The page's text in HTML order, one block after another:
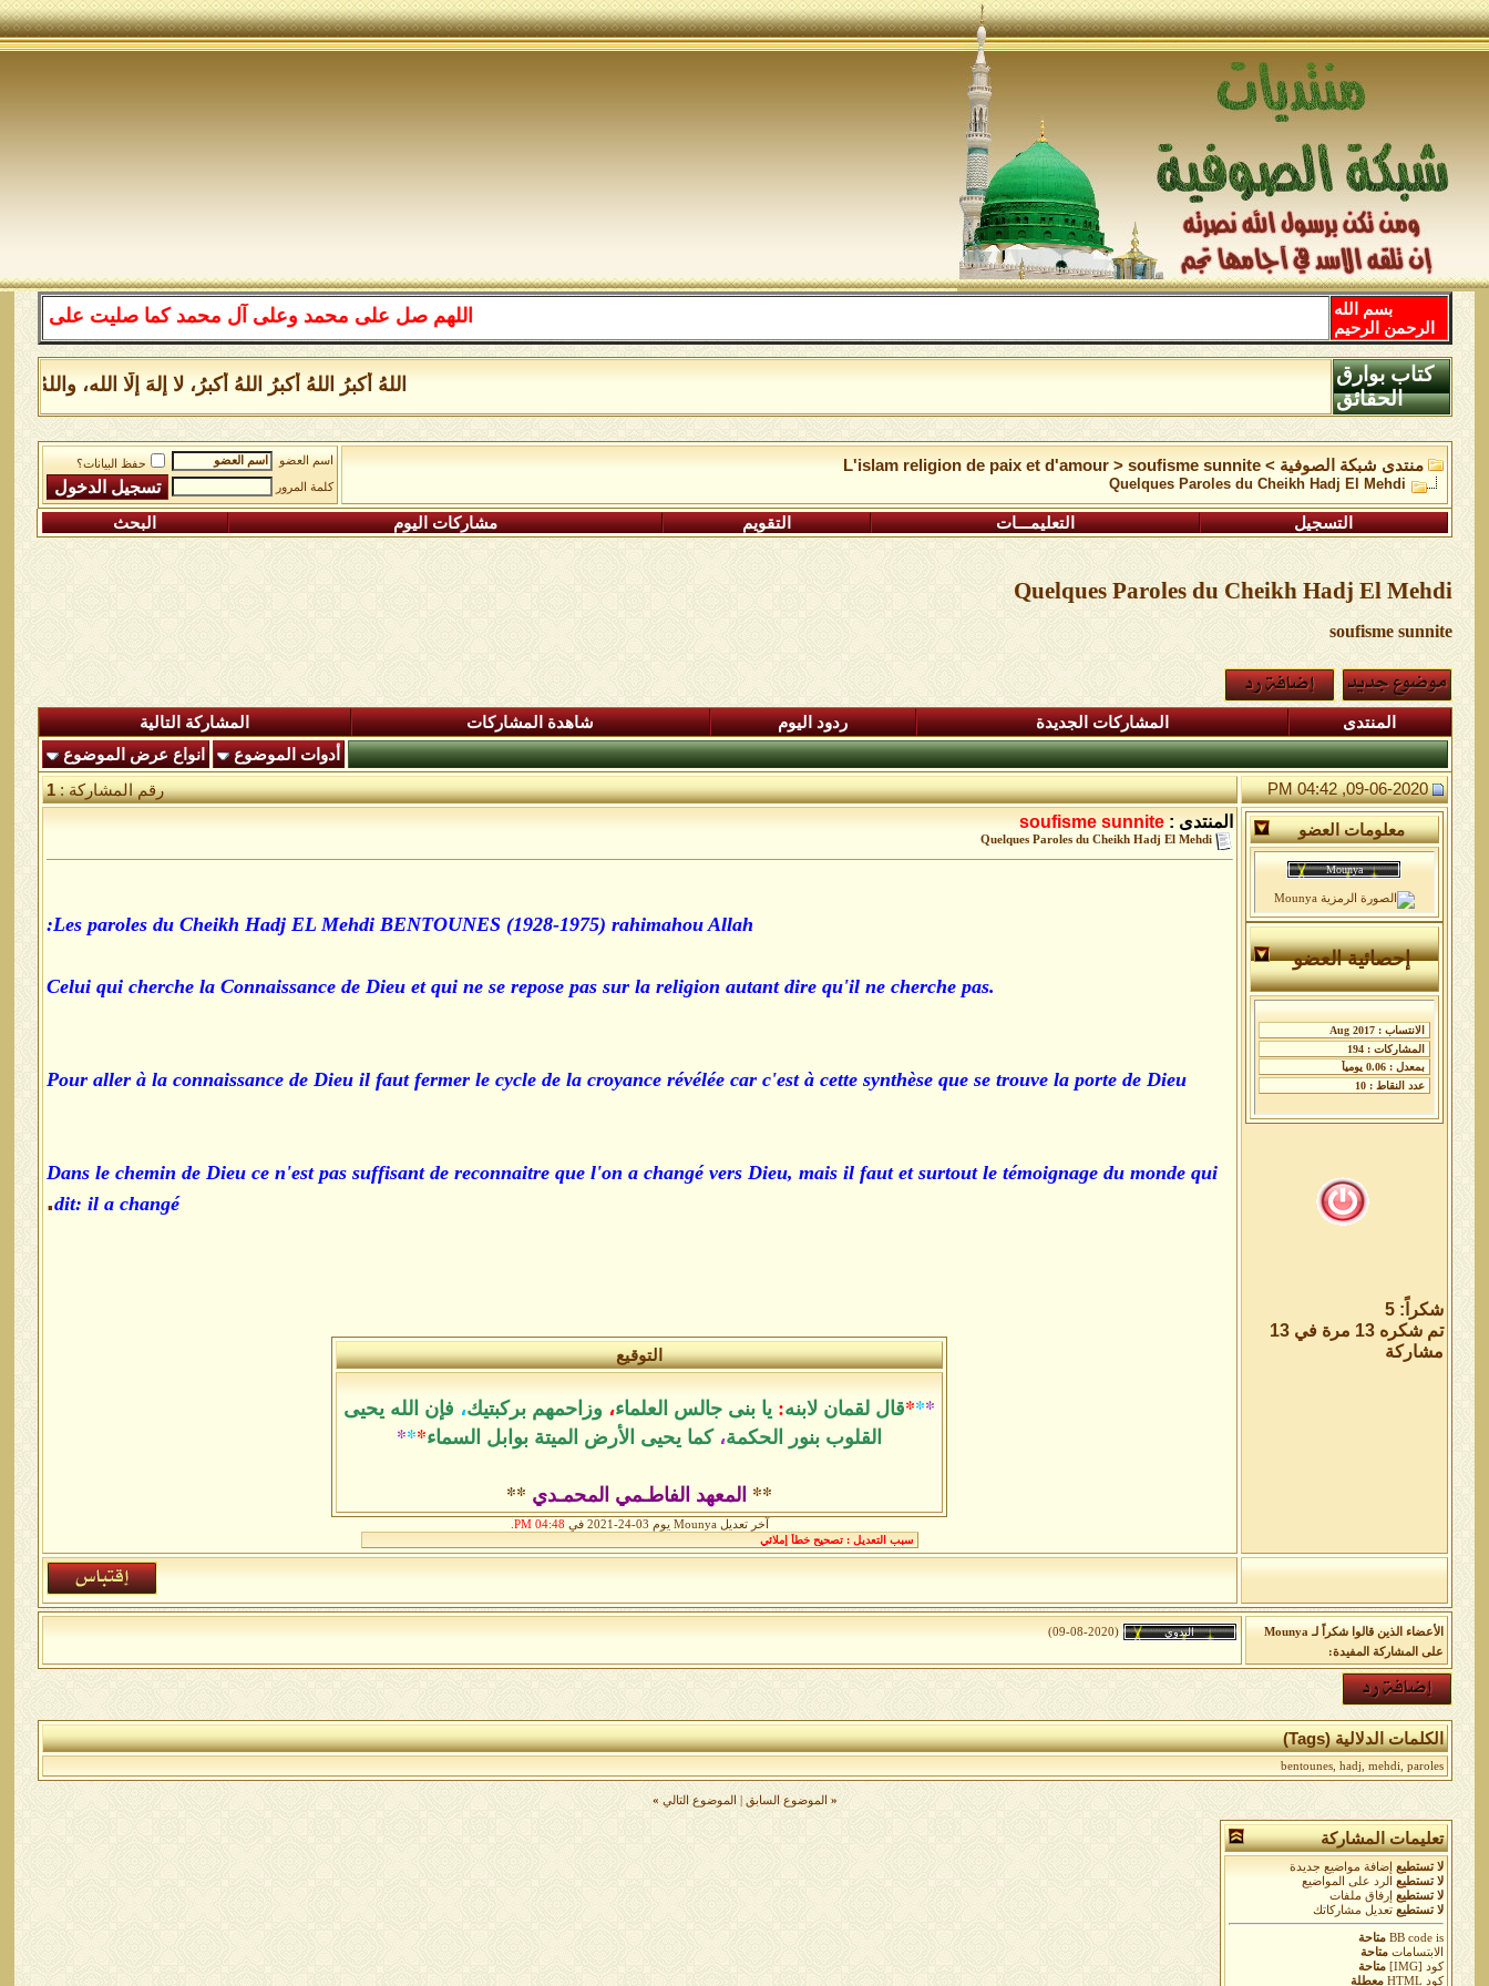
اللهم صل على محمد وعلى آل محمد كما صليت على إبراهيم
بسم الله
الرحمن الرحيم
اللهُ أكبرُ اللهُ أكبرُ اللهُ أكبرُ، لا إلهَ إلَّا الله،
كتاب بوارق
الحقائق
منتدى شبكة الصوفية >
L'islam religion de paix et d'amour > soufisme sunnite
Quelques Paroles du Cheikh Hadj El Mehdi
اسم العضو
حفظ البيانات؟
كلمة المرور
التسجيل التعليمـــات التقويم مشاركات اليوم البحث
Quelques Paroles du Cheikh Hadj El Mehdi
soufisme sunnite
المنتدى المشاركات الجديدة ردود اليوم شاهدة المشاركات
المشاركة التالية
أدوات الموضوع
انواع عرض الموضوع
09-06-2020, 04:42 PM
رقم المشاركة :1
معلومات العضو
إحصائية العضو
شكراً: 5
تم شكره 13 مرة في 13
مشاركة
المنتدى : soufisme sunnite
Quelques Paroles du Cheikh Hadj El Mehdi
Les paroles du Cheikh Hadj EL Mehdi BENTOUNES (1928-1975) rahimahou Allah:
.Celui qui cherche la Connaissance de Dieu et qui ne se repose pas sur la religion autant dire qu'il ne cherche pas
Pour aller à la connaissance de Dieu il faut fermer le cycle de la croyance révélée car c'est à cette synthèse que se trouve la porte de Dieu
Dans le chemin de Dieu ce n'est pas suffisant de reconnaitre que l'on a changé vers Dieu, mais il faut et surtout le témoignage du monde qui
dit: il a changé
.
التوقيع
*
*
*قال لقمان لابنه: يا بنى جالس العلماء، وزاحمهم بركبتيك، فإن الله يحيى
القلوب بنور الحكمة، كما يحيى الأرض الميتة بوابل السماء*
*
*
** المعهد الفاطـمي المحمـدي **
آخر تعديل Mounya يوم 03-24-2021 في 04:48 PM
.
الأعضاء الذين قالوا شكراً لـ Mounya
على المشاركة المفيدة:
(09-08-2020)
الكلمات الدلالية (Tags)
bentounes, hadj mehdi paroles
« الموضوع السابق الموضوع التالي »
تعليمات المشاركة
لا تستطيع
إضافة مواضيع جديدة
لا تستطيع
الرد على المواضيع
لا تستطيع
إرفاق ملفات
لا تستطيع تعديل مشاركاتك
BB codeis
متاحة
الابتسامات متاحة
كود [IMG]
متاحة
كود HTML
معطلة